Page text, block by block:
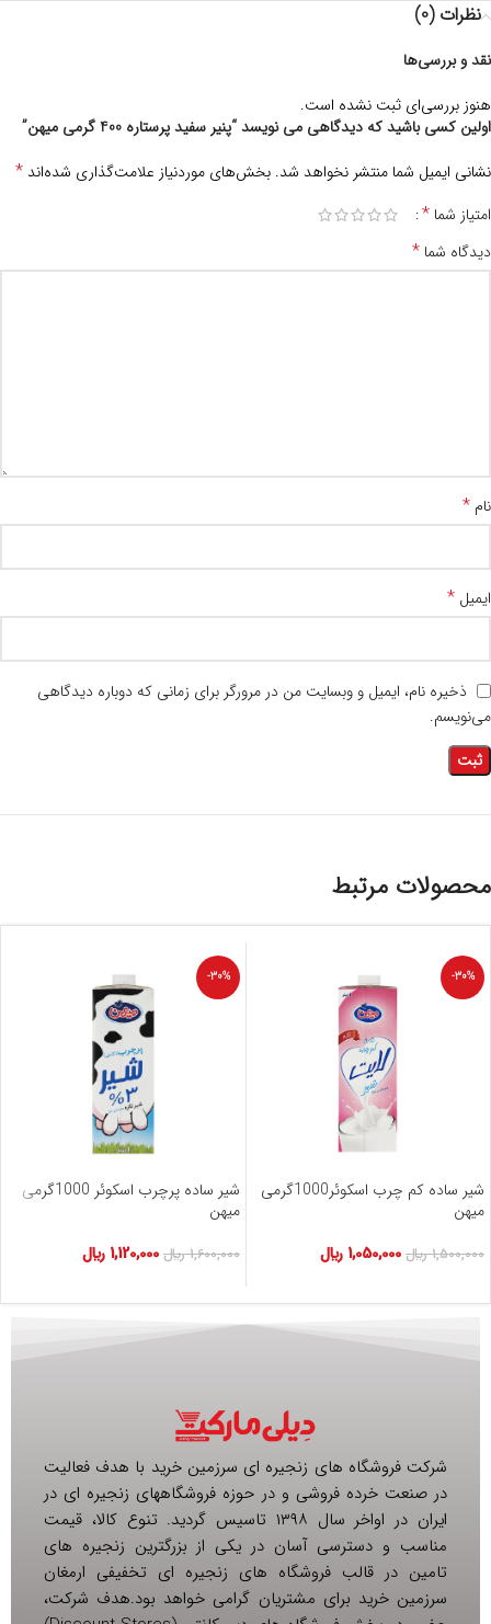
نظرات (0)
نقد و بررسی‌ها
هنوز بررسی‌ای ثبت نشده است.
اولین کسی باشید که دیدگاهی می نویسد “پنیر سفید پرستاره 400 گرمی میهن”
نشانی ایمیل شما منتشر نخواهد شد. بخش‌های موردنیاز علامت‌گذاری شده‌اند *
امتیاز شما *
دیدگاه شما *
نام *
ایمیل *
ذخیره نام، ایمیل و وبسایت من در مرورگر برای زمانی که دوباره دیدگاهی
می‌نویسم.
محصولات مرتبط
-30%
شیر ساده کم چرب اسکوئر1000گرمی
میهن
1,500,000 ﷼ 1,050,000 ﷼
-30%
شیر ساده پرچرب اسکوئر 1000گرمی
میهن
1,600,000 ﷼ 1,120,000 ﷼
شرکت فروشگاه های زنجیره ای سرزمین خرید با هدف فعالیت
در صنعت خرده فروشی و در حوزه فروشگاههای زنجیره ای در
ایران در اواخر سال ۱۳۹۸ تاسیس گردید. تنوع کالا، قیمت
مناسب و دسترسی آسان در یکی از بزرگترین زنجیره های
تامین در قالب فروشگاه های زنجیره ای تخفیفی ارمغان
سرزمین خرید برای مشتریان گرامی خواهد بود.هدف شرکت،